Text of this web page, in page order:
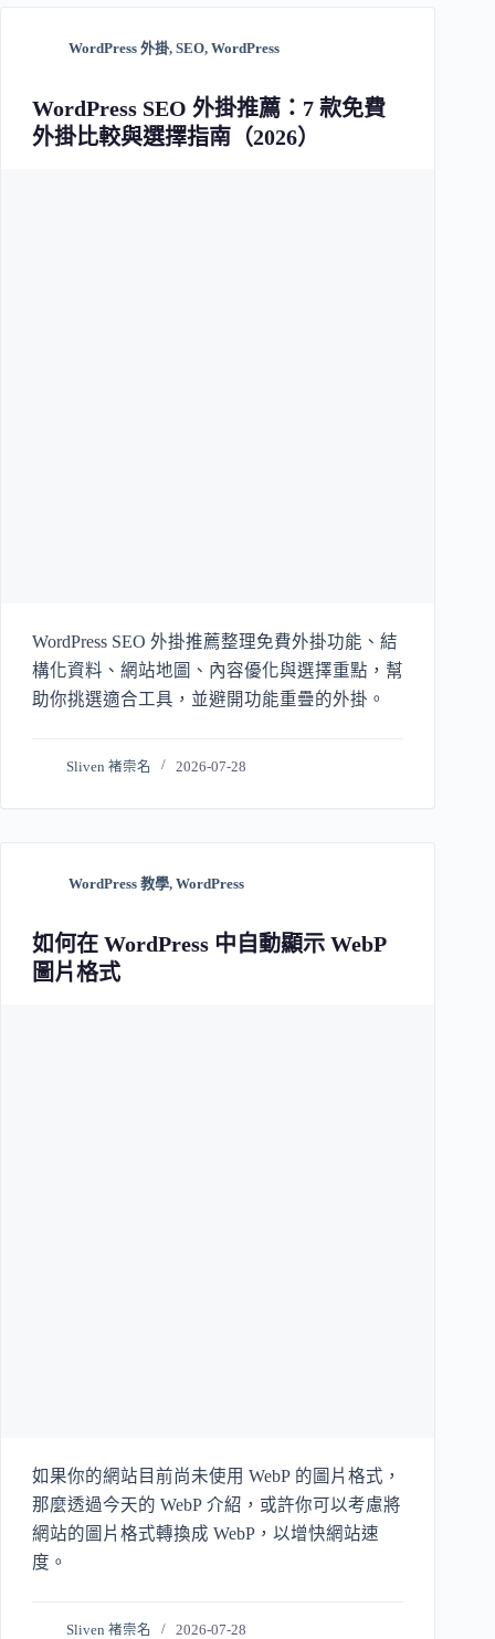
WordPress 外掛, SEO, WordPress
WordPress SEO 外掛推薦：7 款免費
外掛比較與選擇指南（2026）
WordPress SEO 外掛推薦整理免費外掛功能、結
構化資料、網站地圖、內容優化與選擇重點，幫
助你挑選適合工具，並避開功能重疊的外掛。
Sliven 褚崇名 2026-07-28
WordPress 教學, WordPress
如何在 WordPress 中自動顯示 WebP
圖片格式
如果你的網站目前尚未使用 WebP 的圖片格式，
那麼透過今天的 WebP 介紹，或許你可以考慮將
網站的圖片格式轉換成 WebP，以增快網站速
度。
Sliven 褚崇名 2026-07-28